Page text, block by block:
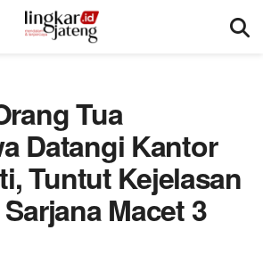
Tua
Datangi Kantor
Tuntut Kejelasan
Macet 3